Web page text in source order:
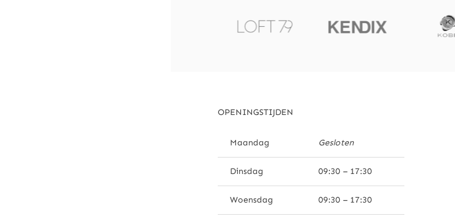
OPENINGSTIJDEN
Maandag Gesloten
Dinsdag 09:30 – 17:30
Woensdag 09:30 – 17:30